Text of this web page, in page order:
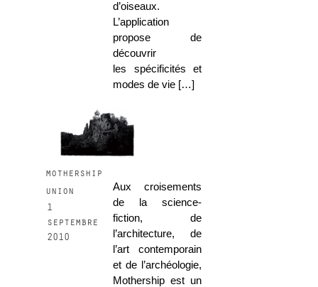
d’oiseaux.
L’application
propose de
découvrir
les spécificités et
modes de vie […]
mothership
union
1
septembre
2010
Aux croisements
de la science-
fiction, de
l’architecture, de
l’art contemporain
et de l’archéologie,
Mothership est un